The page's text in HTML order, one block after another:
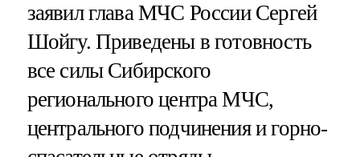
заявил глава МЧС России Сергей
Шойгу. Приведены в готовность
все силы Сибирского
регионального центра МЧС,
центрального подчинения и горно-